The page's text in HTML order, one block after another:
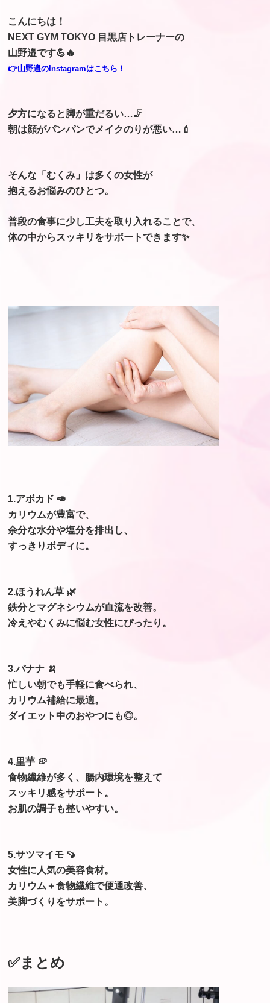
こんにちは！
NEXT GYM TOKYO 目黒店トレーナーの
山野邉です💪🔥
👉山野邉のInstagramはこちら！
夕方になると脚が重だるい…🦵
朝は顔がパンパンでメイクのりが悪い…💄
そんな「むくみ」は多くの女性が
抱えるお悩みのひとつ。
普段の食事に少し工夫を取り入れることで、
体の中からスッキリをサポートできます✨
1.アボカド 🥑
カリウムが豊富で、
余分な水分や塩分を排出し、
すっきりボディに。
2.ほうれん草 🌿
鉄分とマグネシウムが血流を改善。
冷えやむくみに悩む女性にぴったり。
3.バナナ 🍌
忙しい朝でも手軽に食べられ、
カリウム補給に最適。
ダイエット中のおやつにも◎。
4.里芋 🥔
食物繊維が多く、腸内環境を整えて
スッキリ感をサポート。
お肌の調子も整いやすい。
5.サツマイモ 🍠
女性に人気の美容食材。
カリウム＋食物繊維で便通改善、
美脚づくりをサポート。
✅まとめ